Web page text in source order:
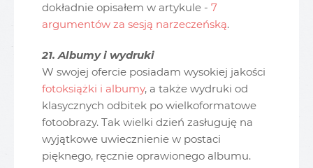
dokładnie opisałem w artykule - 7
argumentów za sesją narzeczeńską.
21. Albumy i wydruki
W swojej ofercie posiadam wysokiej jakości
fotoksiążki i albumy, a także wydruki od
klasycznych odbitek po wielkoformatowe
fotoobrazy. Tak wielki dzień zasługuję na
wyjątkowe uwiecznienie w postaci
pięknego, ręcznie oprawionego albumu.